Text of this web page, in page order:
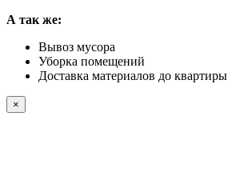
А так же:
Вывоз мусора
Уборка помещений
Доставка материалов до квартиры
×